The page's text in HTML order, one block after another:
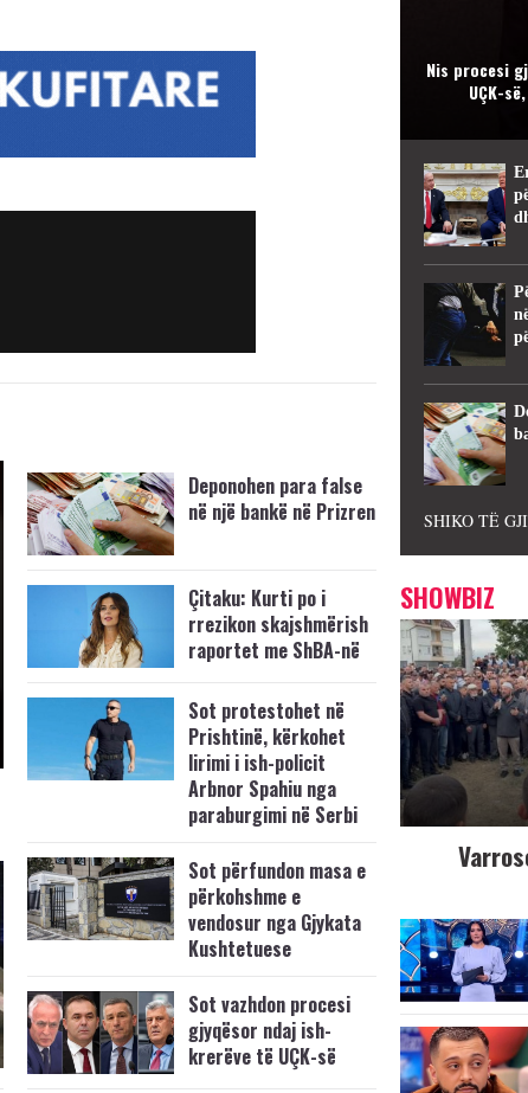
Deponohen para false
në një bankë në Prizren
Çitaku: Kurti po i
rrezikon skajshmërish
raportet me ShBA-në
Sot protestohet në
Prishtinë, kërkohet
lirimi i ish-policit
Arbnor Spahiu nga
paraburgimi në Serbi
Sot përfundon masa e
përkohshme e
vendosur nga Gjykata
Kushtetuese
Sot vazhdon procesi
gjyqësor ndaj ish-
krerëve të UÇK-së
Nis procesi
UÇK-
SHIKO TË
SHOWBIZ